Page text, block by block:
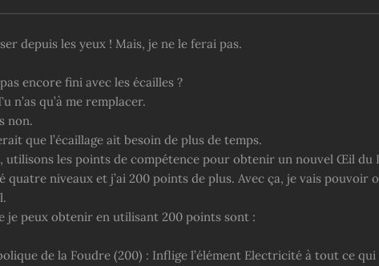
depuis les yeux ! Mais, je ne le ferai pas.
pas encore fini avec les écailles ?
n’as qu’à me remplacer.
non.
que l’écaillage ait besoin de plus de temps.
utilisons les points de compétence pour obtenir un nouvel Œil du
quatre niveaux et j’ai 200 points de plus. Avec ça, je vais pouvoir
je peux obtenir en utilisant 200 points sont :
de la Foudre (200) : Inflige l’élément Electricité à tout ce